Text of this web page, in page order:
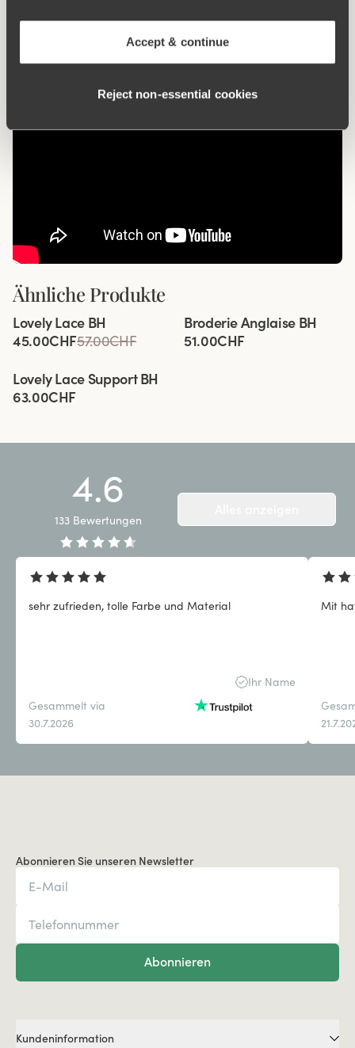
Accept & continue
Reject non‑essential cookies
Schonwäsche 40°C
Ähnliche Produkte
Komfortträger
Lovely Lace BH
45.00CHF57.00CHF
Broderie Anglaise BH
51.00CHF
Lovely Lace Support BH
63.00CHF
4.6
133 Bewertungen
sehr zufrieden, tolle Farbe und Material
Ihr Name
Gesammelt via
30.7.2026
Mit
Abonnieren Sie unseren Newsletter
Abonnieren
Kundeninformation